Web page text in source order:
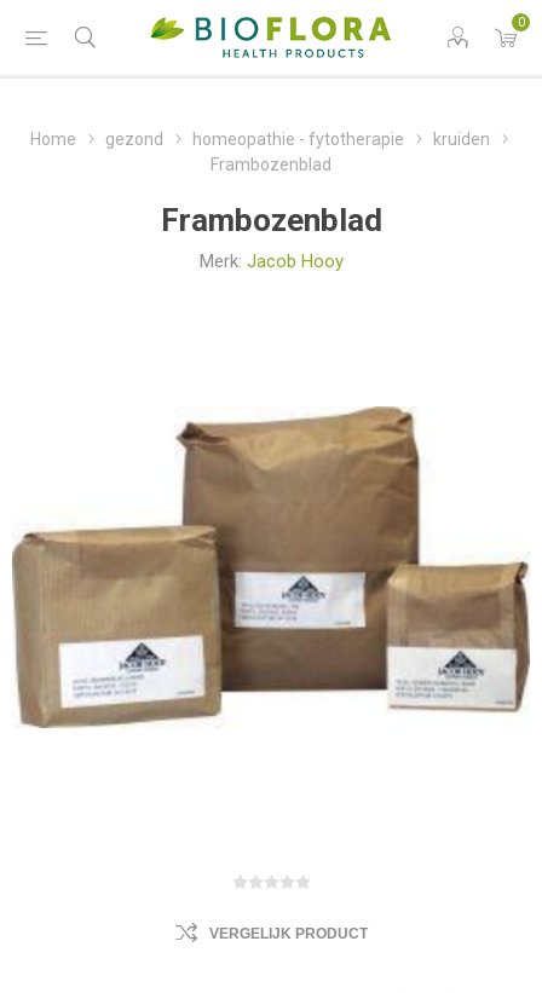
0
Home gezond homeopathie - fytotherapie
kruiden
Frambozenblad
Frambozenblad
Merk: Jacob Hooy
VERGELIJK PRODUCT